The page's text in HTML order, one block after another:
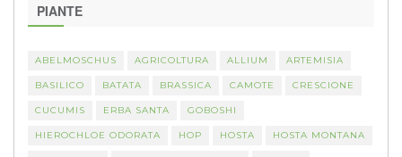
PIANTE
ABELMOSCHUS AGRICOLTURA ALLIUM ARTEMISIA
BASILICO BATATA BRASSICA CAMOTE CRESCIONE
CUCUMIS ERBA SANTA GOBOSHI
HIEROCHLOE ODORATA HOP HOSTA HOSTA MONTANA